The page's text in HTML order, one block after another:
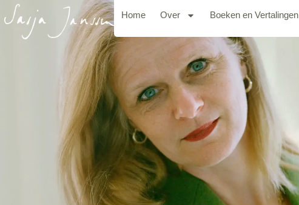
Home Over Boeken en Vertalingen